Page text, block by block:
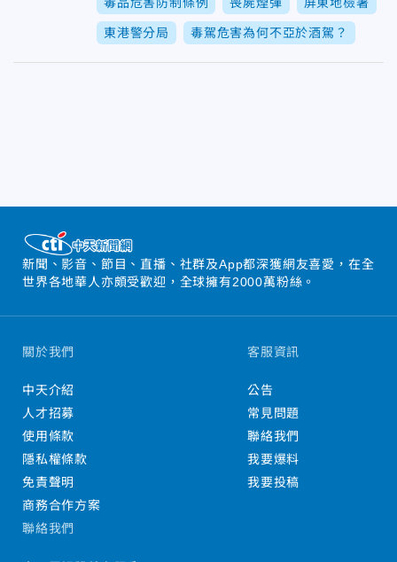
東港警分局 毒駕危害為何不亞於酒駕？
新聞、影音、節目、直播、社群及App都深獲網友喜愛，在全
世界各地華人亦頗受歡迎，全球擁有2000萬粉絲。
關於我們
中天介紹
人才招募
使用條款
隱私權條款
免責聲明
商務合作方案
客服資訊
公告
常見問題
聯絡我們
我要爆料
我要投稿
聯絡我們